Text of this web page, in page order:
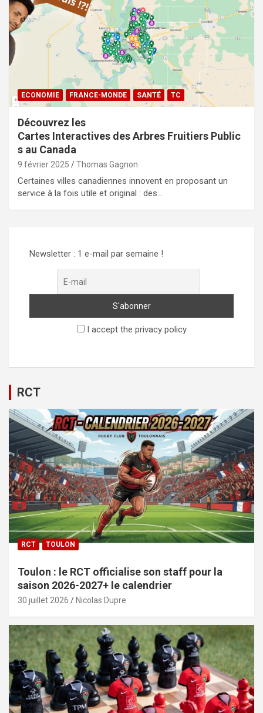
ECONOMIE FRANCE-MONDE SANTÉ TC
Découvrez les
Cartes Interactives des Arbres Fruitiers Public
s au Canada
9 février 2025 Thomas Gagnon
Certaines villes canadiennes innovent en proposant un
service à la fois utile et original : des…
Newsletter : 1 e-mail par semaine !
I accept the privacy policy
RCT
RCT TOULON
Toulon : le RCT officialise son staff pour la
saison 2026-2027+ le calendrier
30 juillet 2026 Nicolas Dupre